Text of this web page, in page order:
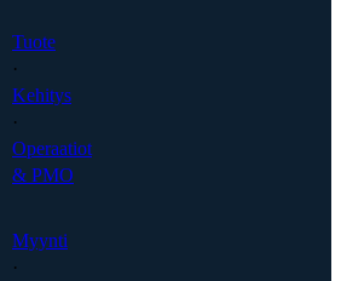
Tuote
·
Kehitys
·
Operaatiot
& PMO
Myynti
·